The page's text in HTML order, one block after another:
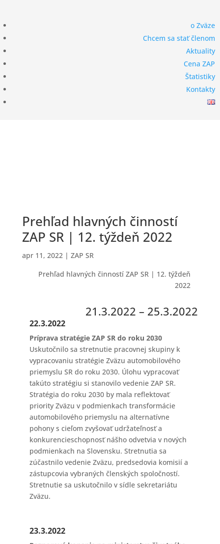
Členská
sekcia
o Zväze
Chcem sa stať členom
Aktuality
Cena ZAP
Štatistiky
Kontakty
Prehľad hlavných činností
ZAP SR | 12. týždeň 2022
apr 11, 2022| ZAP SR
Prehľad hlavných činností ZAP SR | 12. týždeň
2022
21.3.2022 – 25.3.2022
22.3.2022
Príprava stratégie ZAP SR do roku 2030
Uskutočnilo sa stretnutie pracovnej skupiny k
vypracovaniu stratégie Zväzu automobilového
priemyslu SR do roku 2030. Úlohu vypracovať
takúto stratégiu si stanovilo vedenie ZAP SR.
Stratégia do roku 2030 by mala reflektovať
priority Zväzu v podmienkach transformácie
automobilového priemyslu na alternatívne
pohony s cieľom zvyšovať udržateľnosť a
konkurencieschopnosť nášho odvetvia v nových
podmienkach na Slovensku. Stretnutia sa
zúčastnilo vedenie Zväzu, predsedovia komisií a
zástupcovia vybraných členských spoločností.
Stretnutie sa uskutočnilo v sídle sekretariátu
Zväzu.
23.3.2022